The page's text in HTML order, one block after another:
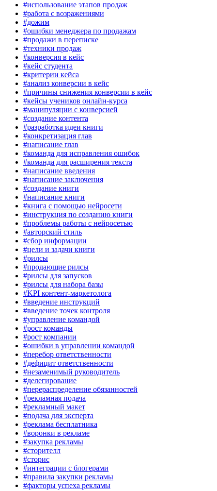
#использование этапов продаж
#работа с возражениями
#дожим
#ошибки менеджера по продажам
#продажи в переписке
#техники продаж
#конверсия в кейс
#кейс студента
#критерии кейса
#анализ конверсии в кейс
#причины снижения конверсии в кейс
#кейсы учеников онлайн-курса
#манипуляции с конверсией
#создание контента
#разработка идеи книги
#конкретизация глав
#написание глав
#команда для исправления ошибок
#команда для расширения текста
#написание введения
#написание заключения
#создание книги
#написание книги
#книга с помощью нейросети
#инструкция по созданию книги
#проблемы работы с нейросетью
#авторский стиль
#сбор информации
#цели и задачи книги
#рилсы
#продающие рилсы
#рилсы для запусков
#рилсы для набора базы
#KPI контент-маркетолога
#введение инструкций
#введение точек контроля
#управление командой
#рост команды
#рост компании
#ошибки в управлении командой
#перебор ответственности
#дефицит ответственности
#незаменимый руководитель
#делегирование
#перераспределение обязанностей
#рекламная подача
#рекламный макет
#подача для эксперта
#реклама бесплатника
#воронки в рекламе
#закупка рекламы
#сторителл
#сторис
#интеграции с блогерами
#правила закупки рекламы
#факторы успеха рекламы